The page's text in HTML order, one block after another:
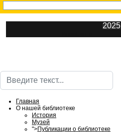
2025
Поиск
Главная
О нашей библиотеке
История
Музей
">Публикации о библиотеке